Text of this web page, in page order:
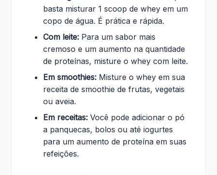
basta misturar 1 scoop de whey em um
copo de água. É prática e rápida.
Com leite: Para um sabor mais
cremoso e um aumento na quantidade
de proteínas, misture o whey com leite.
Em smoothies: Misture o whey em sua
receita de smoothie de frutas, vegetais
ou aveia.
Em receitas: Você pode adicionar o pó
a panquecas, bolos ou até iogurtes
para um aumento de proteína em suas
refeições.